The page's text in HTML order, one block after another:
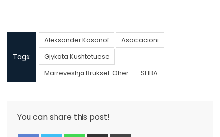
Tags:
Aleksander Kasanof
Asociacioni
Gjykata Kushtetuese
Marreveshja Bruksel-Oher
SHBA
You can share this post!